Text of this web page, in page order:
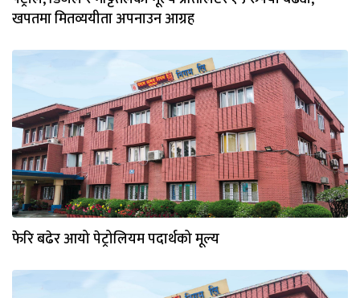
खपतमा मितव्ययीता अपनाउन आग्रह
फेरि बढेर आयो पेट्रोलियम पदार्थको मूल्य